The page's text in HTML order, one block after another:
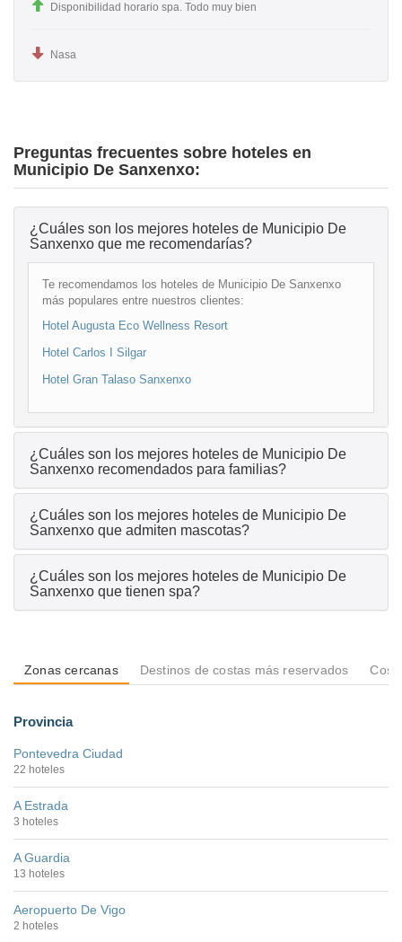
Disponibilidad horario spa. Todo muy bien
Nasa
Preguntas frecuentes sobre hoteles en
Municipio De Sanxenxo:
¿Cuáles son los mejores hoteles de Municipio De
Sanxenxo que me recomendarías?
Te recomendamos los hoteles de Municipio De Sanxenxo
más populares entre nuestros clientes:
Hotel Augusta Eco Wellness Resort
Hotel Carlos I Silgar
Hotel Gran Talaso Sanxenxo
¿Cuáles son los mejores hoteles de Municipio De
Sanxenxo recomendados para familias?
¿Cuáles son los mejores hoteles de Municipio De
Sanxenxo que admiten mascotas?
¿Cuáles son los mejores hoteles de Municipio De
Sanxenxo que tienen spa?
Zonas cercanas Destinos de costas más reservados
Provincia
Pontevedra Ciudad
22 hoteles
A Estrada
3 hoteles
A Guardia
13 hoteles
Aeropuerto De Vigo
2 hoteles